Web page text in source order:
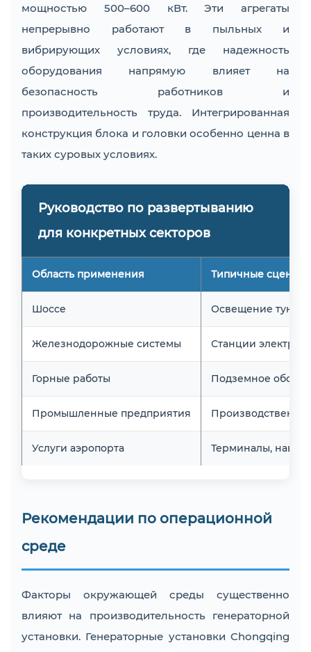
мощностью 500–600 кВт. Эти агрегаты
непрерывно работают в пыльных и
вибрирующих условиях, где надежность
оборудования напрямую влияет на
безопасность работников и
производительность труда. Интегрированная
конструкция блока и головки особенно ценна в
таких суровых условиях.
Руководство по развертыванию
для конкретных секторов
Область применения Типичные
Шоссе Освещение
Железнодорожные системы Станции
Горные работы Подземное
Промышленные предприятия
Услуги аэропорта Терминалы,
Рекомендации по операционной
среде
Факторы окружающей среды существенно
влияют на производительность генераторной
установки. Генераторные установки Chongqing